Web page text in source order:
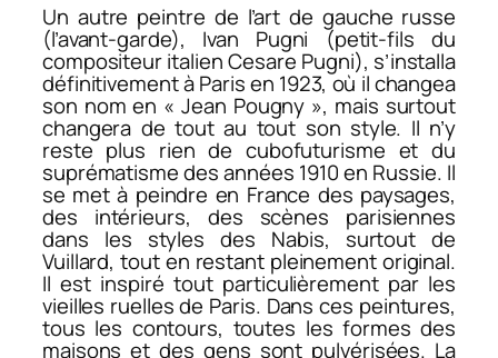
Un autre peintre de l’art de gauche russe
(l’avant-garde), Ivan Pugni (petit-fils du
compositeur italien Cesare Pugni), s’installa
définitivement à Paris en 1923, où il changea
son nom en « Jean Pougny », mais surtout
changera de tout au tout son style. Il n’y
reste plus rien de cubofuturisme et du
suprématisme des années 1910 en Russie. Il
se met à peindre en France des paysages,
des intérieurs, des scènes parisiennes
dans les styles des Nabis, surtout de
Vuillard, tout en restant pleinement original.
Il est inspiré tout particulièrement par les
vieilles ruelles de Paris. Dans ces peintures,
tous les contours, toutes les formes des
maisons et des gens sont pulvérisées. La